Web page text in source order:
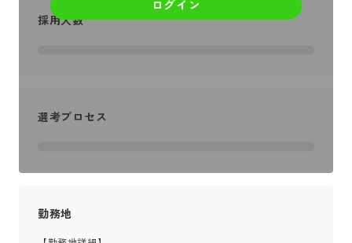
ログイン
採用人数
選考プロセス
勤務地